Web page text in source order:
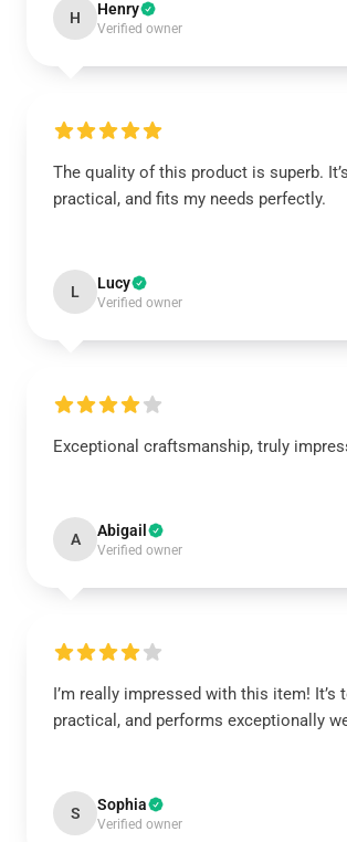
H Henry
Verified owner
The quality of this product is superb.
practical, and fits my needs perfectly.
L Lucy
Verified owner
Exceptional craftsmanship, truly
A Abigail
Verified owner
I’m really impressed with this item! It’s
practical, and performs exceptionally
S Sophia
Verified owner